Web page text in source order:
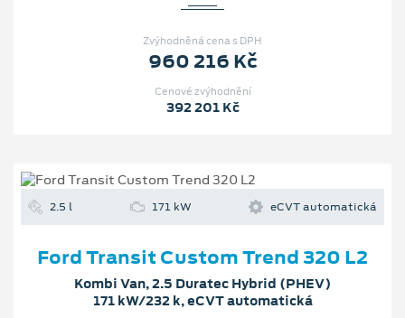
Zvýhodněná cena s DPH
960 216 Kč
Cenové zvýhodnění
392 201 Kč
2.5 l 171 kW eCVT automatická
Ford Transit Custom Trend 320 L2
Kombi Van, 2.5 Duratec Hybrid (PHEV)
171 kW/232 k, eCVT automatická